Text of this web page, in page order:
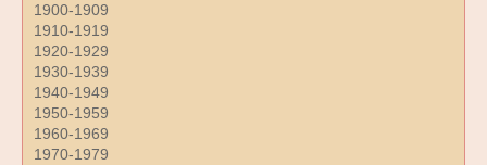
1900-1909
1910-1919
1920-1929
1930-1939
1940-1949
1950-1959
1960-1969
1970-1979